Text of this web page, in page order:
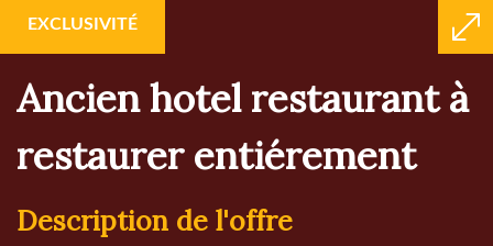
EXCLUSIVITÉ
ancien hotel restaurant à
restaurer entiérement
description de l'offre